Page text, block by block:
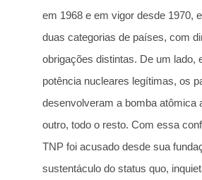
em 1968 e em vigor desde 1970,
duas categorias de países, com
obrigações distintas. De um lado,
potência nucleares legítimas, os
desenvolveram a bomba atômica
outro, todo o resto. Com essa
TNP foi acusado desde sua
sustentáculo do status quo,